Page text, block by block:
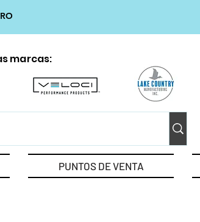
marcas:
PUNTOS DE VENTA